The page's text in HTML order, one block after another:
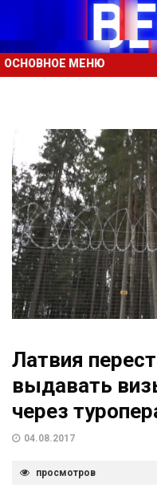
ОСНОВНОЕ МЕНЮ
Латвия
выдавать
через
04.08.2017
просмотров